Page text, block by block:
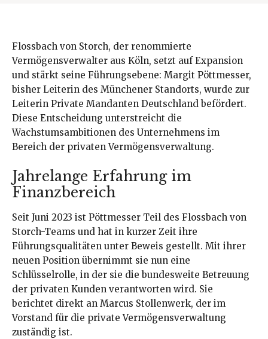
Flossbach von Storch, der renommierte
Vermögensverwalter aus Köln, setzt auf Expansion
und stärkt seine Führungsebene: Margit Pöttmesser,
bisher Leiterin des Münchener Standorts, wurde zur
Leiterin Private Mandanten Deutschland befördert.
Diese Entscheidung unterstreicht die
Wachstumsambitionen des Unternehmens im
Bereich der privaten Vermögensverwaltung.
Jahrelange Erfahrung im
Finanzbereich
Seit Juni 2023 ist Pöttmesser Teil des Flossbach von
Storch-Teams und hat in kurzer Zeit ihre
Führungsqualitäten unter Beweis gestellt. Mit ihrer
neuen Position übernimmt sie nun eine
Schlüsselrolle, in der sie die bundesweite Betreuung
der privaten Kunden verantworten wird. Sie
berichtet direkt an Marcus Stollenwerk, der im
Vorstand für die private Vermögensverwaltung
zuständig ist.